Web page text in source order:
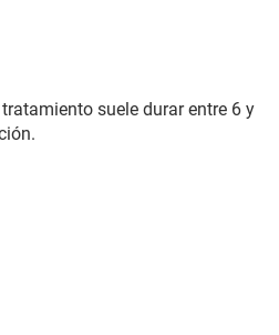
suele durar entre 6 y